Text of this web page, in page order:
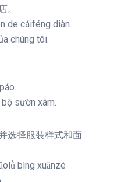
。
de cáiféng diàn.
chúng tôi.
sườn xám.
选择服装样式和面
bìng xuǎnzé